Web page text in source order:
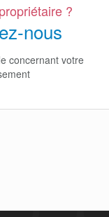
?
nous
concernant votre